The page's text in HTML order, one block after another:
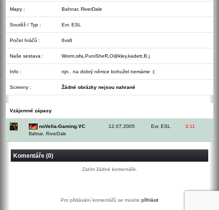
Mapy : Bahnar, RiverDale
Soutěž / Typ : Evr. ESL
Počet hráčů : 6vs6
Naše sestava : Worm,sifa,PuniSheR,O@kley,kadett,B.j
Info : njn.. na dobrý němce bohužel nemáme :(
Screeny : Žádné obrázky nejsou nahrané
Vzájemné zápasy
noVella-Gaming.VC
Bahnar, RiverDale
12.07.2005 Evr. ESL 3:11
Komentáře (0)
Zatím žádné komentáře.
Pro přidávání komentářů se musíte přihlásit